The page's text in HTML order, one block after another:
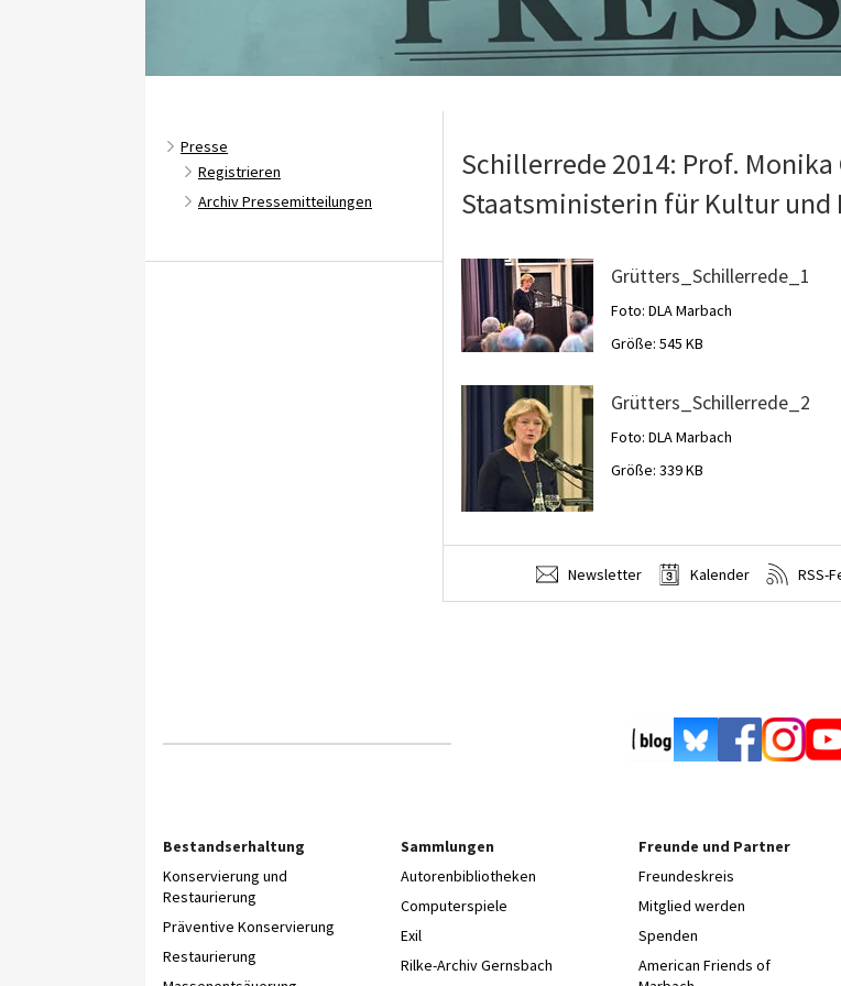
Presse
Registrieren
Archiv Pressemitteilungen
Schillerrede 2014: Prof.
Staatsministerin für Kultur und
Grütters_Schillerrede_1
Foto: DLA Marbach
Größe: 545 KB
Grütters_Schillerrede_2
Foto: DLA Marbach
Größe: 339 KB
Newsletter Kalender RSS-
Bestandserhaltung
Konservierung und
Restaurierung
Präventive Konservierung
Restaurierung
Sammlungen
Autorenbibliotheken
Computerspiele
Exil
Rilke-Archiv Gernsbach
Freunde und Partner
Freundeskreis
Mitglied werden
Spenden
American Friends of